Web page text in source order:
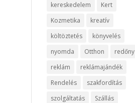
kereskedelem
Kert
Kozmetika
kreatív
költöztetés
könyvelés
nyomda
Otthon
redőny
reklám
reklámajándék
Rendelés
szakfordítás
szolgáltatás
Szállás